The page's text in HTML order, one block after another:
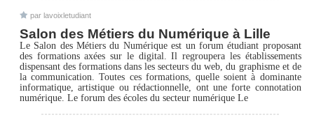
par lavoixletudiant
Salon des Métiers du Numérique à Lille
Le Salon des Métiers du Numérique est un forum étudiant proposant
des formations axées sur le digital. Il regroupera les établissements
dispensant des formations dans les secteurs du web, du graphisme et de
la communication. Toutes ces formations, quelle soient à dominante
informatique, artistique ou rédactionnelle, ont une forte connotation
numérique. Le forum des écoles du secteur numérique Le